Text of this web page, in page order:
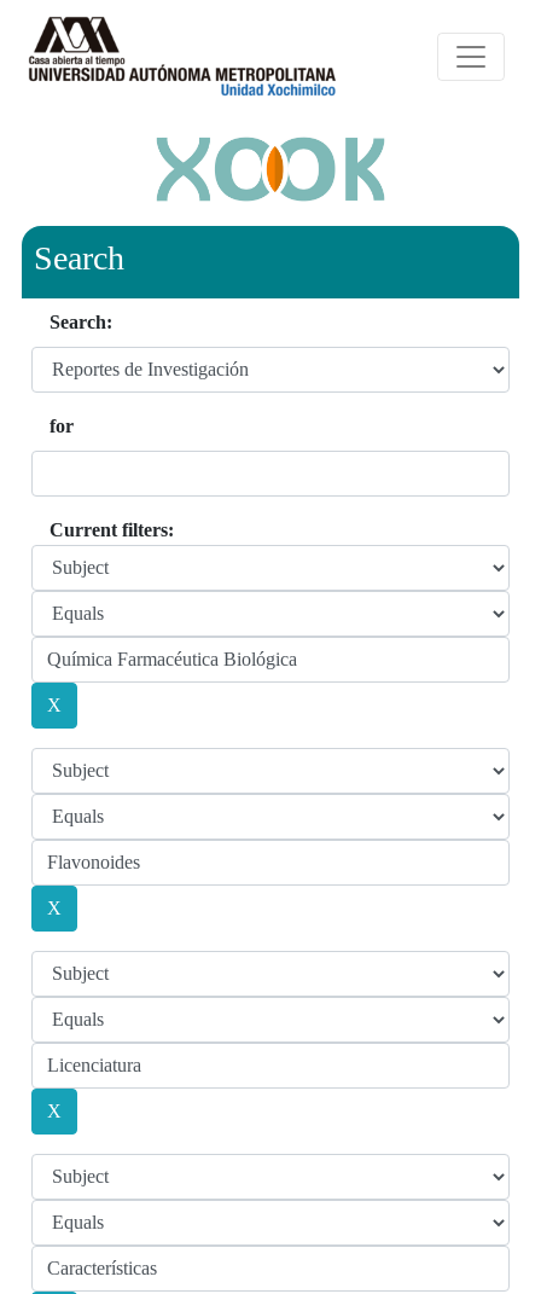
Search
Search:
for
Current filters: